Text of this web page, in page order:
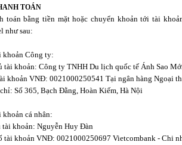
TOÁN
toán bằng tiền mặt hoặc chuyển khoản tới tài
như sau:
khoản Công ty:
tài khoản: Công ty TNHH Du lịch quốc tế Ánh Sao
khoản VNĐ: 0021000250541 Tại ngân hàng Ngoại
Số 365, Bạch Đằng, Hoàn Kiếm, Hà Nội
khoản cá nhân:
tài khoản: Nguyễn Huy Đàn
tài khoản VNĐ: 0021000250697 Vietcombank - Chi